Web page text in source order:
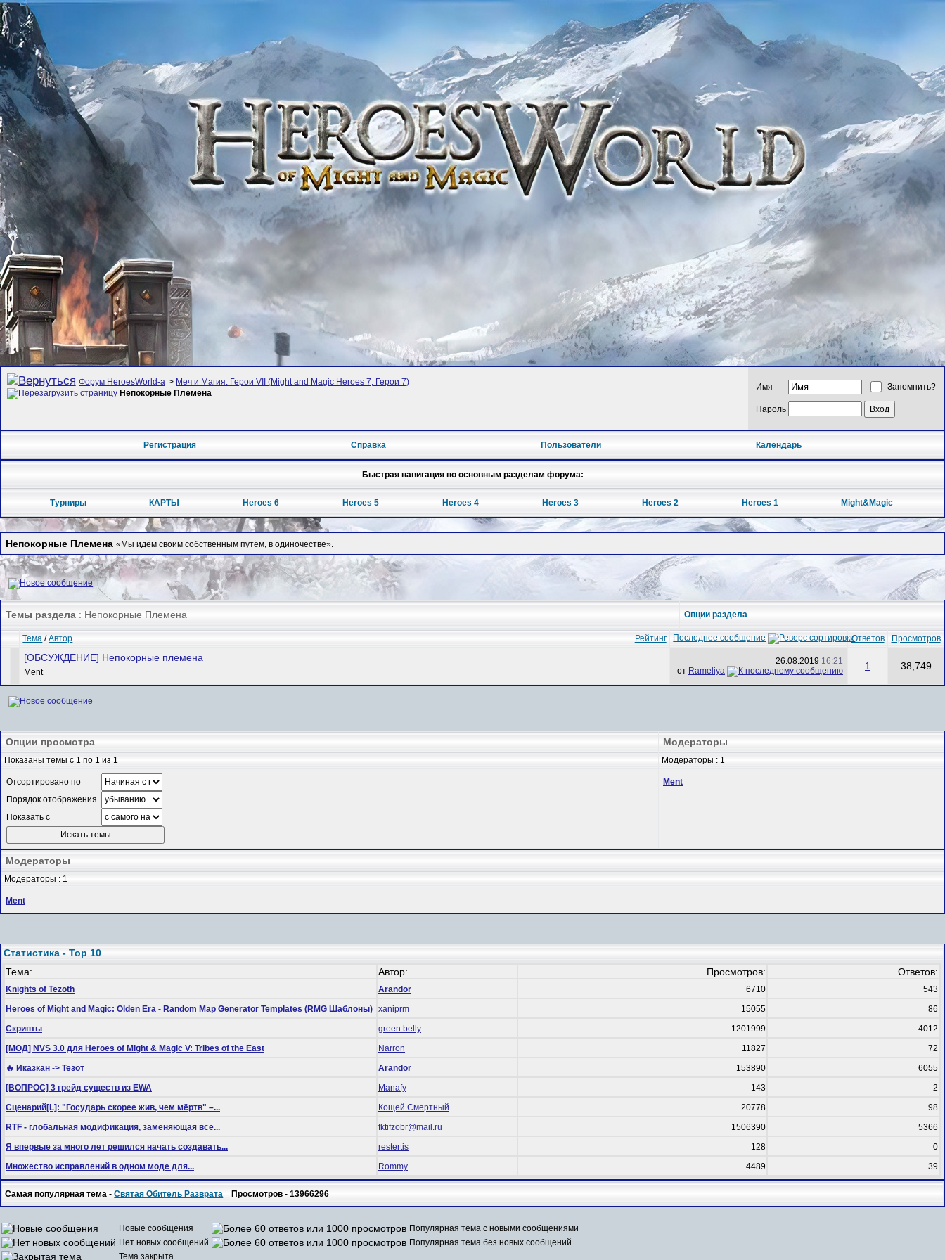
Форум HeroesWorld-а > Меч и Магия: Герои VII (Might and Magic Heroes 7, Герои 7)
Непокорные Племена
Имя Запомнить?
Пароль
Регистрация Справка Пользователи Календарь
Быстрая навигация по основным разделам форума:
Турниры КАРТЫ Heroes 6 Heroes 5 Heroes 4 Heroes 3 Heroes 2 Heroes 1 Might&Magic
Непокорные Племена «Мы идём своим собственным путём, в одиночестве».
Темы раздела : Непокорные Племена Опции раздела
Рейтинг
Тема /Автор Последнее сообщение Ответов Просмотров
[ОБСУЖДЕНИЕ] Непокорные племена
Ment
26.08.2019 16:21
от Rameliya 1 38,749
Опции просмотра Модераторы
Показаны темы с 1 по 1 из 1 Модераторы : 1
Отсортировано по
Порядок отображения
Показать с
Ment
Модераторы
Модераторы : 1
Ment
Статистика - Top 10
Тема:
Автор: Просмотров: Ответов:
Knights of Tezoth Arandor 6710
543
Heroes of Might and Magic: Olden Era - Random Map Generator Templates (RMG Шаблоны) xaniprm 15055
86
Скрипты
green belly 1201999
4012
[МОД] NVS 3.0 для Heroes of Might & Magic V: Tribes of the East
Narron 11827
72
🔥 Иказкан -> Тезот
Arandor 153890
6055
[ВОПРОС] 3 грейд существ из EWA
Manafy 143
2
Сценарий[L]: "Государь скорее жив, чем мёртв" –...
Кощей Смертный 20778
98
RTF - глобальная модификация, заменяющая все...
fktifzobr@mail.ru 1506390
5366
Я впервые за много лет решился начать создавать...
restertis 128
0
Множество исправлений в одном моде для...
Rommy 4489 39
Самая популярная тема -Святая Обитель Разврата Просмотров - 13966296
Новые сообщения
Популярная тема с новыми сообщениями
Нет новых сообщений
Популярная тема без новых сообщений
Тема закрыта